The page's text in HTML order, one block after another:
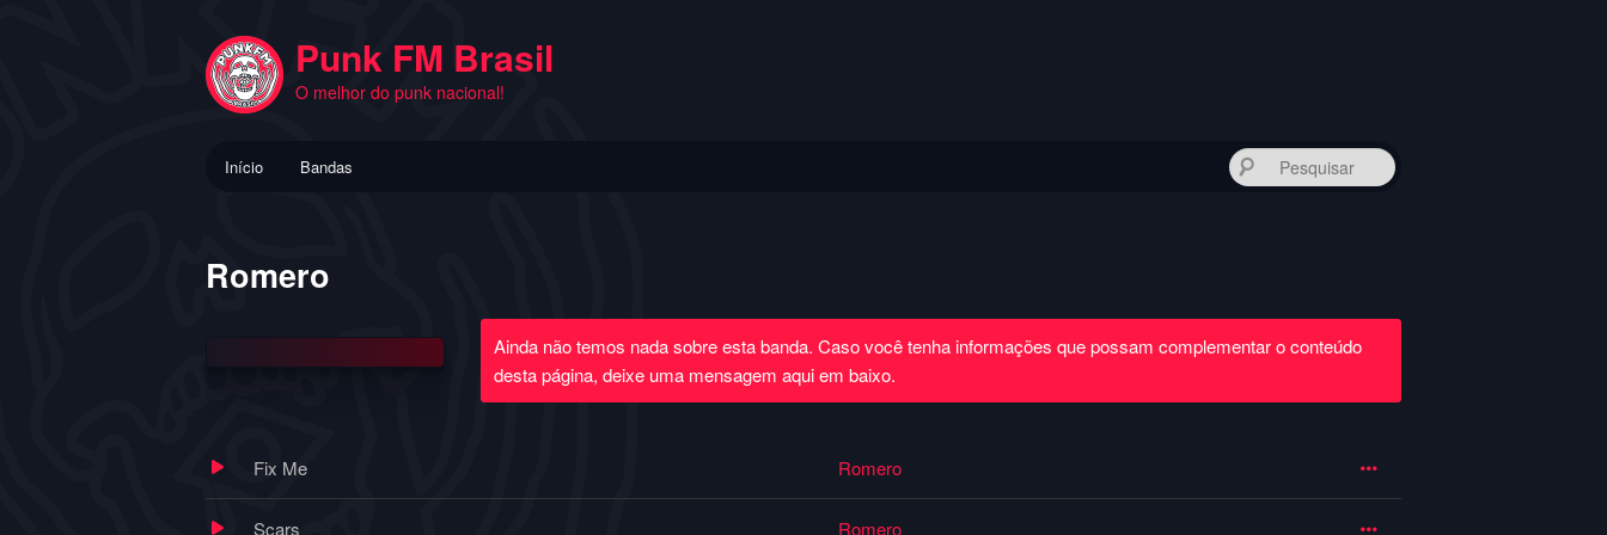
Punk FM Brasil
O melhor do punk nacional!
Início Bandas
Romero
Ainda não temos nada sobre esta banda. Caso você tenha informações que possam complementar o conteúdo
desta página, deixe uma mensagem aqui em baixo.
Fix Me Romero
Scars Romero